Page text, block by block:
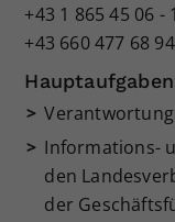
+43 1 865 45 06 -
+43 660 477 68 94
Verantwortung
Informations-
den
der